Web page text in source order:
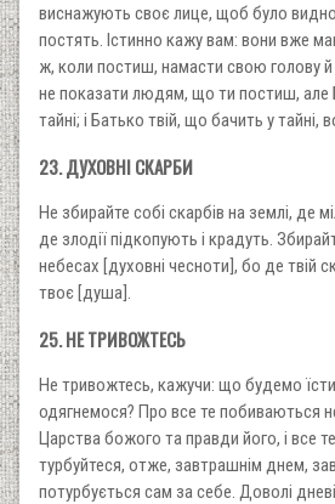
виснажують своє лице, щоб було
постять. Істинно кажу вам: вони вже
ж, коли постиш, намасти свою голову
не показати людям, що ти постиш, але
тайні; і Батько твій, що бачить у тайні,
23. ДУХОВНІ СКАРБИ
Не збирайте собі скарбів на землі, де
де злодії підкопують і крадуть.
небесах [духовні чесноти], бо де твій
твоє [душа].
25. НЕ ТРИВОЖТЕСЬ
Не тривожтесь, кажучи: що будемо
одягнемося? Про все те побиваються
Царства божого та правди його, і все
турбуйтеся, отже, завтрашнім днем,
потурбується сам за себе. Доволі